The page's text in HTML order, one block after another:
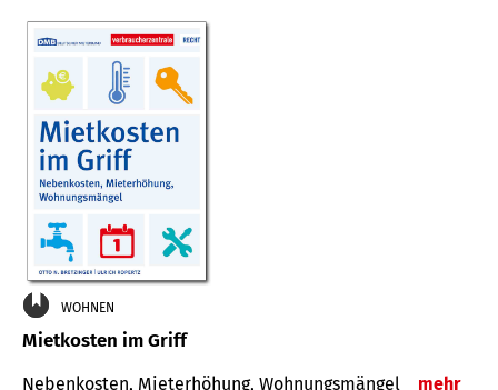
WOHNEN
Mietkosten im Griff
Nebenkosten, Mieterhöhung, Wohnungsmängel mehr